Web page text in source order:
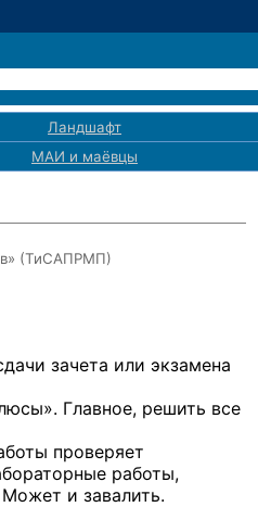
Ландшафт
МАИ и маёвцы
(ТиСАПРМП)
зачета или экзамена
Главное, решить все
проверяет
работы,
и завалить.